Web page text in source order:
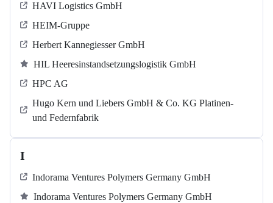
HAVI Logistics GmbH
HEIM-Gruppe
Herbert Kannegiesser GmbH
HIL Heeresinstandsetzungslogistik GmbH
HPC AG
Hugo Kern und Liebers GmbH & Co. KG Platinen-
und Federnfabrik
I
Indorama Ventures Polymers Germany GmbH
Indorama Ventures Polymers Germany GmbH